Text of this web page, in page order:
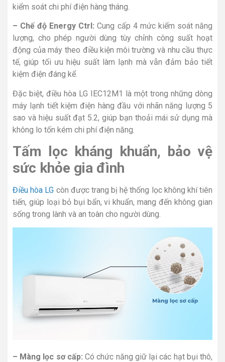
kiểm soát chi phí điện hàng tháng.
– Chế độ Energy Ctrl:Cung cấp 4 mức kiểm soát năng
lượng, cho phép người dùng tùy chỉnh công suất hoạt
động của máy theo điều kiện môi trường và nhu cầu thực
tế, giúp tối ưu hiệu suất làm lạnh mà vẫn đảm bảo tiết
kiệm điện đáng kể.
Đặc biệt, điều hòa LG IEC12M1 là một trong những dòng
máy lạnh tiết kiệm điện hàng đầu với nhãn năng lượng 5
sao và hiệu suất đạt 5.2, giúp bạn thoải mái sử dụng mà
không lo tốn kém chi phí điện năng.
Tấm lọc kháng khuẩn, bảo vệ
sức khỏe gia đình
Điều hòa LG còn được trang bị hệ thống lọc không khí tiên
tiến, giúp loại bỏ bụi bẩn, vi khuẩn, mang đến không gian
sống trong lành và an toàn cho người dùng.
– Màng lọc sơ cấp:Có chức năng giữ lại các hạt bụi thô,